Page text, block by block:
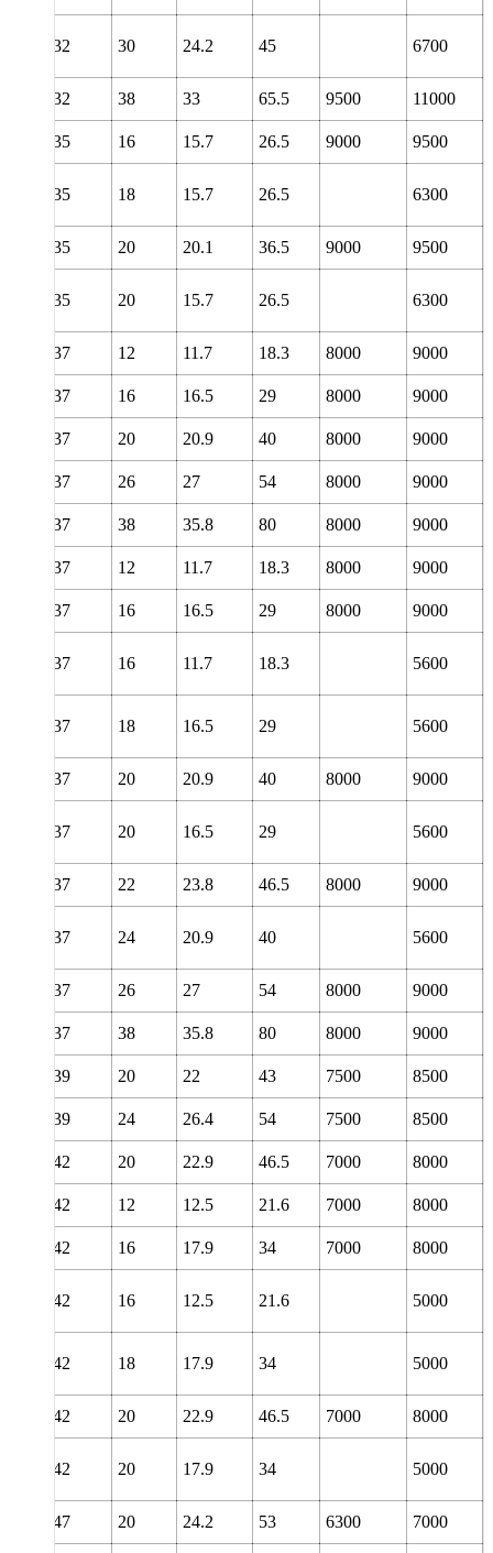
32 30 24.2 45 6700
32 38 33 65.5 9500 11000
35 16 15.7 26.5 9000 9500
35 18 15.7 26.5 6300
35 20 20.1 36.5 9000 9500
35 20 15.7 26.5 6300
37 12 11.7 18.3 8000 9000
37 16 16.5 29 8000 9000
37 20 20.9 40 8000 9000
37 26 27 54 8000 9000
37 38 35.8 80 8000 9000
37 12 11.7 18.3 8000 9000
37 16 16.5 29 8000 9000
37 16 11.7 18.3 5600
37 18 16.5 29 5600
37 20 20.9 40 8000 9000
37 20 16.5 29 5600
37 22 23.8 46.5 8000 9000
37 24 20.9 40 5600
37 26 27 54 8000 9000
37 38 35.8 80 8000 9000
39 20 22 43 7500 8500
39 24 26.4 54 7500 8500
42 20 22.9 46.5 7000 8000
42 12 12.5 21.6 7000 8000
42 16 17.9 34 7000 8000
42 16 12.5 21.6 5000
42 18 17.9 34 5000
42 20 22.9 46.5 7000 8000
42 20 17.9 34 5000
47 20 24.2 53 6300 7000